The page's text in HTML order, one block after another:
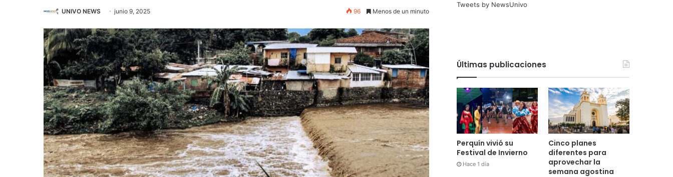
UNIVO NEWS junio 9, 2025 96 Menos de un minuto
Tweets by NewsUnivo
Últimas publicaciones
Perquín vivió su
Festival de Invierno
Hace 1 día
Cinco planes
diferentes para
aprovechar la
semana agostina